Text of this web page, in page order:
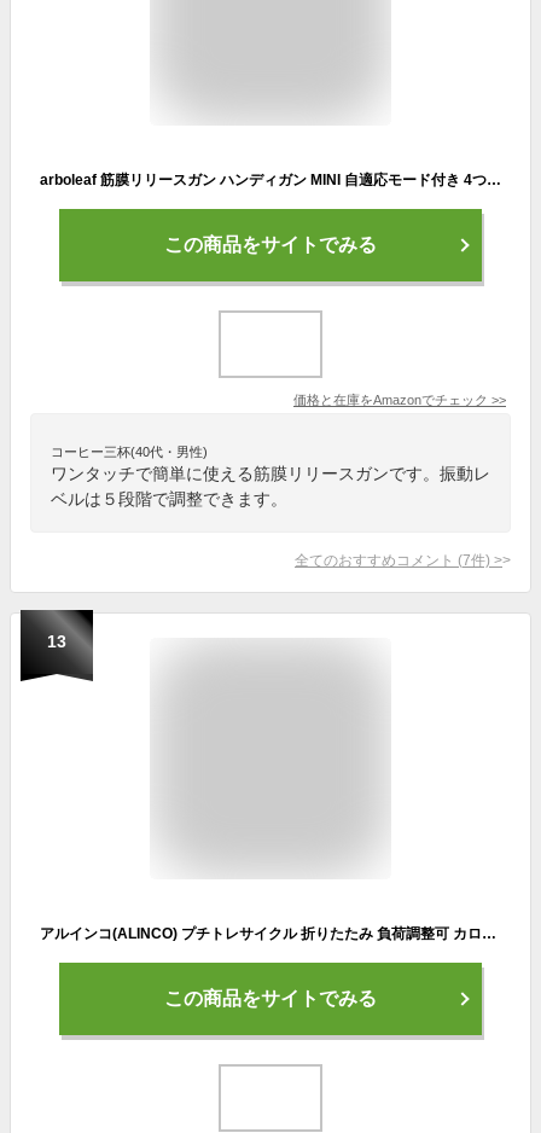
arboleaf 筋膜リリースガン ハンディガン MINI 自適応モード付き 4つのシリコンヘッド付属 5段階強力振動 筋膜リリース 筋膜ガン Type-C充電式 2000mAh*2大容量(8時間以上連続使用) 370g軽量 最速3000回/分 静音 携帯便利 収納袋&日本語取扱説明書付き プレゼント ギフト最適 日本国内サポート 一年メーカー保証
この商品をサイトでみる
価格と在庫をAmazonでチェック >>
コーヒー三杯(40代・男性)
ワンタッチで簡単に使える筋膜リリースガンです。振動レ
ベルは５段階で調整できます。
全てのおすすめコメント (7件) >
13
アルインコ(ALINCO) プチトレサイクル 折りたたみ 負荷調整可 カロリー計算 AFB2017R ブラック
この商品をサイトでみる